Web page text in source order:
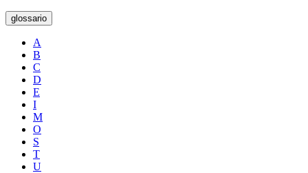
glossario
A
B
C
D
E
I
M
O
S
T
U